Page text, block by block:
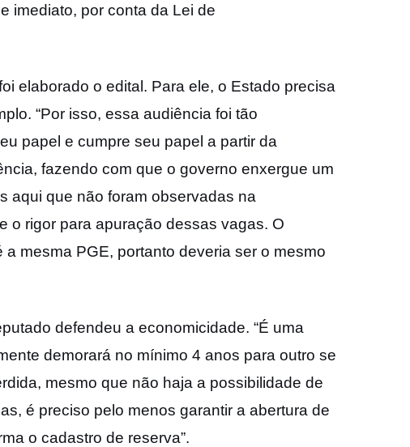
imediato, por conta da Lei de
elaborado o edital. Para ele, o Estado precisa
“Por isso, essa audiência foi tão
papel e cumpre seu papel a partir da
fazendo com que o governo enxergue um
aqui que não foram observadas na
o rigor para apuração dessas vagas. O
mesma PGE, portanto deveria ser o mesmo
defendeu a economicidade. “É uma
demorará no mínimo 4 anos para outro se
mesmo que não haja a possibilidade de
é preciso pelo menos garantir a abertura de
o cadastro de reserva”.